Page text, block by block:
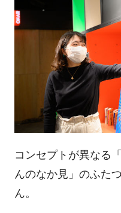
コンセプトが異なる
んのなか見」のふた
ん。